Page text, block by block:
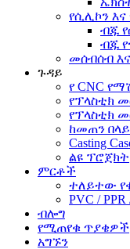
የሲሊኮን
ብጁ
ብጁ
መሰብሰብ
ጉዳይ
የ CNC
የፕላስቲክ
የፕላስቲክ
ከመጠን
Casting
ልዩ ፕሮጀክት
ምርቶች
ተለይተው
PVC /
ብሎግ
የሚጠየቁ ጥያቄዎች
አግኙን